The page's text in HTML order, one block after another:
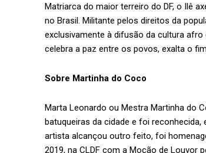
Matriarca do maior terreiro do DF, o Ilê
no Brasil. Militante pelos direitos da
exclusivamente à difusão da cultura
celebra a paz entre os povos, exalta o
Sobre Martinha do Coco
Marta Leonardo ou Mestra Martinha do
batuqueiras da cidade e foi reconhecida,
artista alcançou outro feito, foi
2019, na CLDF com a Moção de Louvor